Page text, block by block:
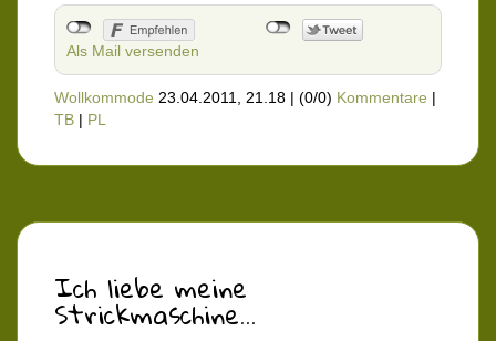
Als Mail versenden
Wollkommode 23.04.2011, 21.18 | (0/0) Kommentare |
TB | PL
Ich liebe meine
Strickmaschine...